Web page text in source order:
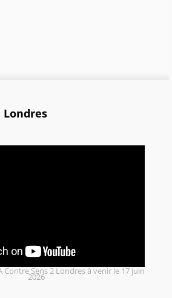
Londres
Contre Sens 2 Londres à venir le 17 juin
2026